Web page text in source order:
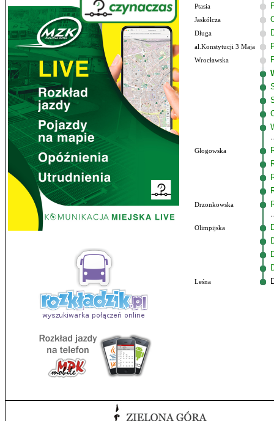
Ptasia
Jaskółcza
Długa
al.Konstytucji 3 Maja
Wrocławska
Głogowska
Drzonkowska
Olimpijska
Leśna